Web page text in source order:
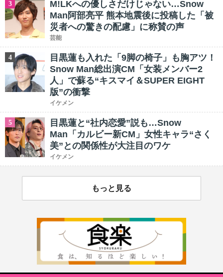
3
M!LKへの優しさだけじゃない…Snow
Man阿部亮平 熊本地震後に投稿した「被
災者への驚きの配慮」に称賛の声
芸能
4
目黒蓮も入れた「9脚の椅子」も胸アツ！
Snow Man総出演CM「女装メンバー2
人」で蘇る“キスマイ＆SUPER EIGHT
版”の衝撃
イケメン
5
目黒蓮と“社内恋愛”説も…Snow
Man「カルビー新CM」女性キャラ“さく
美”との関係性が大注目のワケ
イケメン
もっと見る